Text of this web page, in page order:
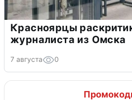
Красноярцы
журналиста из Омска
7 августа 0